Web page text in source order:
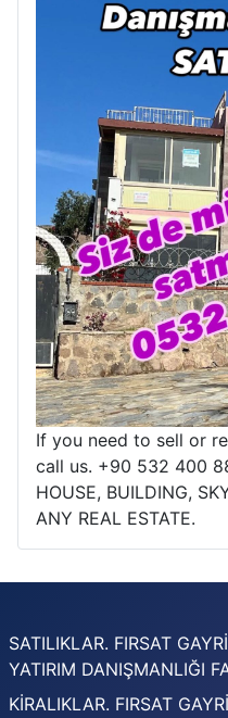
If you need to sell or
call us. +90 532 400
HOUSE, BUILDING,
ANY REAL ESTATE.
SATILIKLAR. FIRSAT
YATIRIM DANIŞMANLIĞI
KİRALIKLAR. FIRSAT